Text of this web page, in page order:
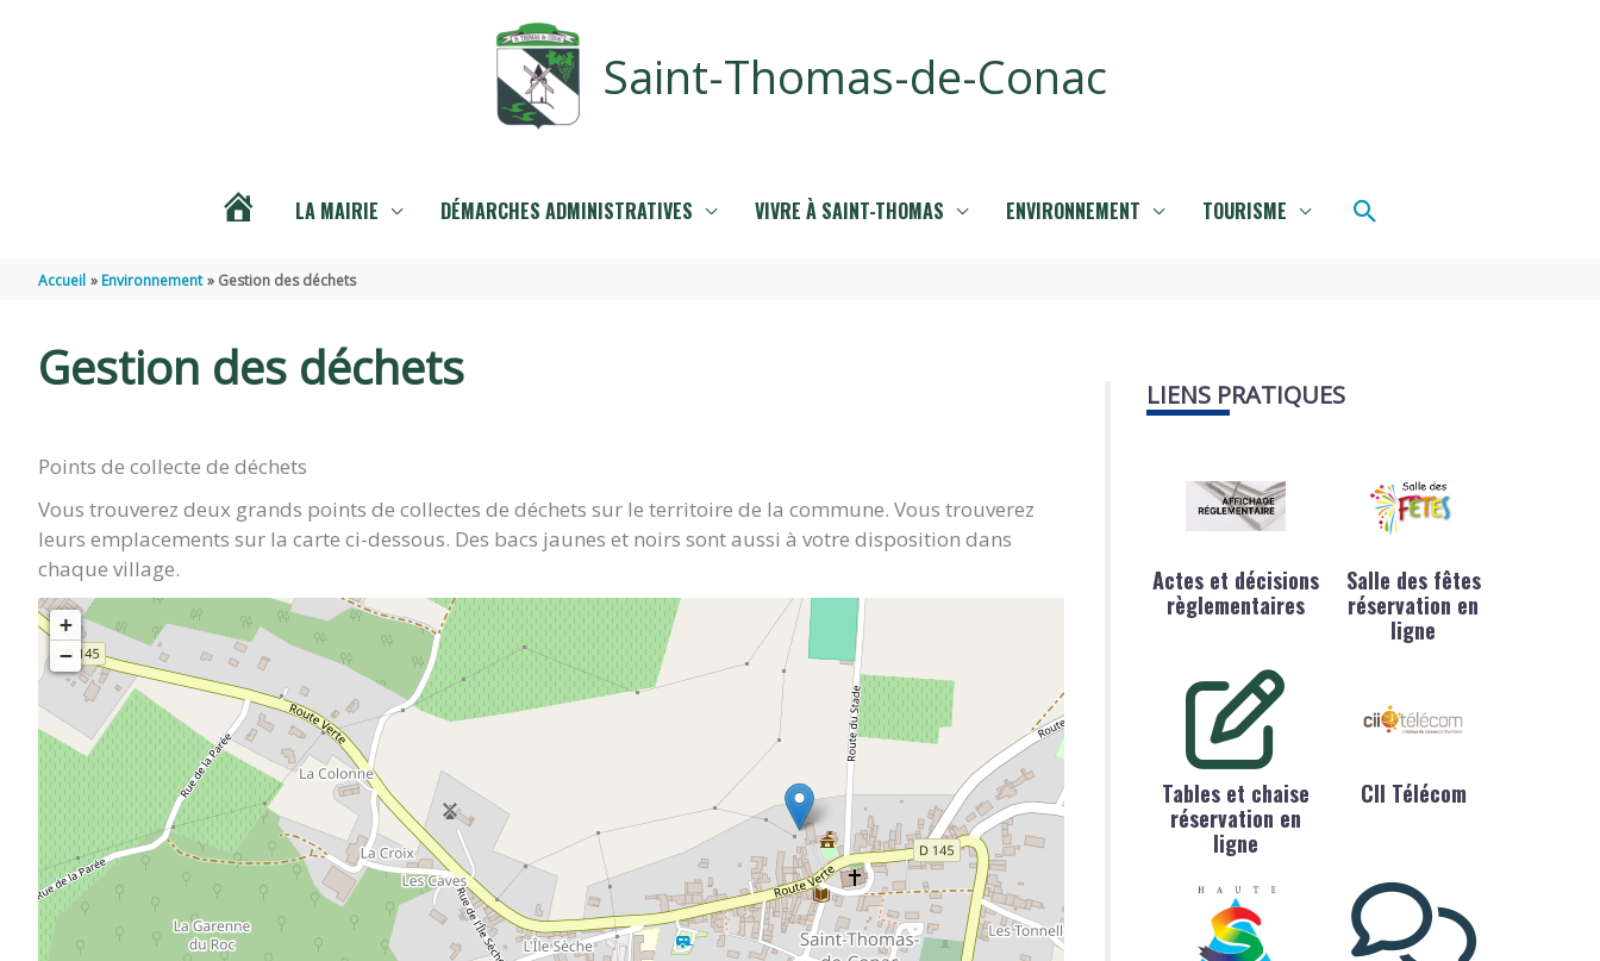
Saint-Thomas-de-Conac
LA MAIRIE DÉMARCHES ADMINISTRATIVES VIVRE À SAINT-THOMAS ENVIRONNEMENT TOURISME Rechercher
Accueil Environnement Gestion des déchets
Gestion des déchets
Points de collecte de déchets
Vous trouverez deux grands points de collectes de déchets sur le territoire de la commune. Vous trouverez
leurs emplacements sur la carte ci-dessous. Des bacs jaunes et noirs sont aussi à votre disposition dans
chaque village.
+
−
LIENS PRATIQUES
Actes et décisions
règlementaires
Salle des fêtes
réservation en
ligne
Tables et chaise
réservation en
ligne
CII Télécom